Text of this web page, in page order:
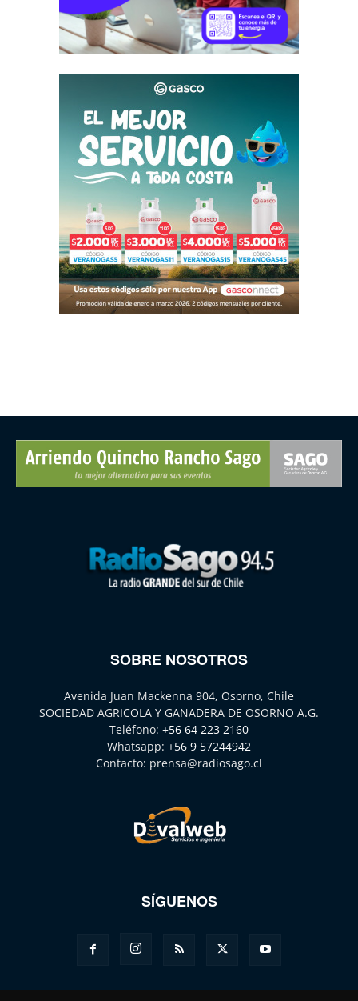
SOBRE NOSOTROS
Avenida Juan Mackenna 904, Osorno, Chile
SOCIEDAD AGRICOLA Y GANADERA DE OSORNO A.G.
Teléfono: +56 64 223 2160
Whatsapp: +56 9 57244942
Contacto: prensa@radiosago.cl
SÍGUENOS